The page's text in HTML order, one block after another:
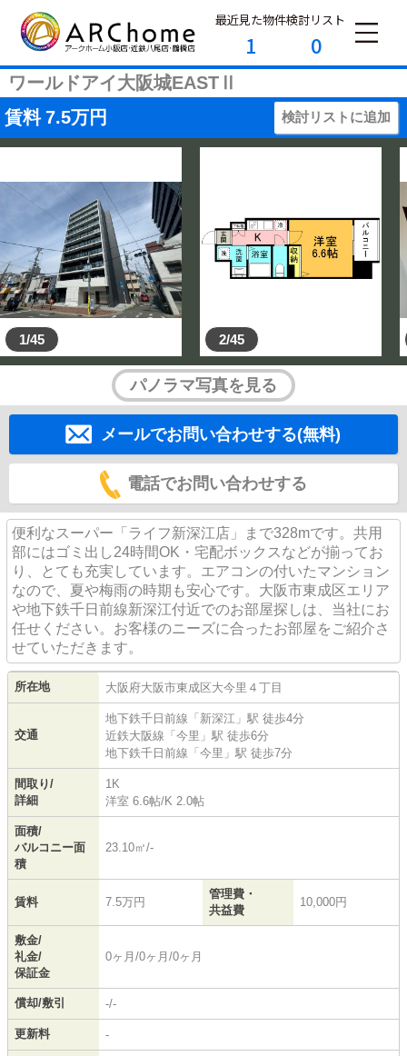
最近見た物件
1
検討リスト
0
ワールドアイ大阪城EASTⅡ
賃料 7.5万円 検討リストに追加
1/45 2/45
パノラマ写真を見る
メールでお問い合わせする(無料)
電話でお問い合わせする
便利なスーパー「ライフ新深江店」まで328mです。共用
部にはゴミ出し24時間OK・宅配ボックスなどが揃ってお
り、とても充実しています。エアコンの付いたマンション
なので、夏や梅雨の時期も安心です。大阪市東成区エリア
や地下鉄千日前線新深江付近でのお部屋探しは、当社にお
任せください。お客様のニーズに合ったお部屋をご紹介さ
せていただきます。
所在地 大阪府大阪市東成区大今里 ４丁目
交通
地下鉄千日前線 「新深江 」駅 徒歩4分
近鉄大阪線 「今里 」駅 徒歩6分
地下鉄千日前線 「今里 」駅 徒歩7分
間取り/
詳細
1K
洋室 6.6帖/K 2.0帖
面積/
バルコニー面
積
23.10㎡/-
賃料 7.5万円
管理費・
共益費
10,000円
敷金/
礼金/
保証金
0ヶ月/0ヶ月/0ヶ月
償却/敷引 -/-
更新料 -